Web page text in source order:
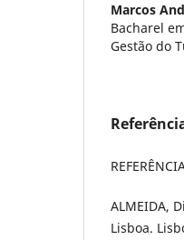
Marcos
Bacharel
Gestão do
ALMEIDA,
Lisboa.